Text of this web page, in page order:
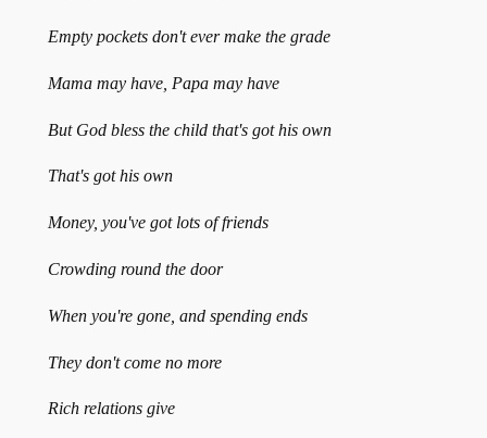
Empty pockets don't ever make the grade
Mama may have, Papa may have
But God bless the child that's got his own
That's got his own
Money, you've got lots of friends
Crowding round the door
When you're gone, and spending ends
They don't come no more
Rich relations give